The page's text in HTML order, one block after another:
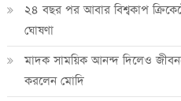
২৪ বছর পর আবার বিশ্বকাপ
ঘোষণা
মাদক সাময়িক আনন্দ দিলেও
করলেন মোদি